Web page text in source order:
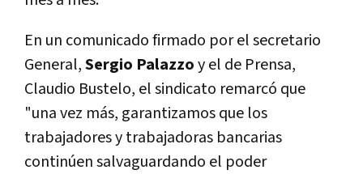
En un comunicado firmado por el secretario
General,Sergio Palazzoy el de Prensa,
Claudio Bustelo, el sindicato remarcó que
"una vez más, garantizamos que los
trabajadores y trabajadoras bancarias
continúen salvaguardando el poder